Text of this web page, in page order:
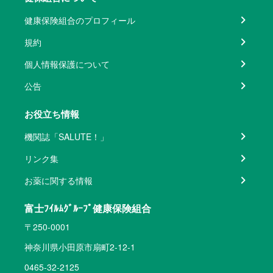
健康保険組合のプロフィール
規約
個人情報保護について
公告
お役立ち情報
機関誌「SALUTE！」
リンク集
お薬に関する情報
富士ﾌｲﾙﾑｸﾞﾙｰﾌﾟ健康保険組合
〒250-0001
神奈川県小田原市扇町2-12-1
0465-32-2125